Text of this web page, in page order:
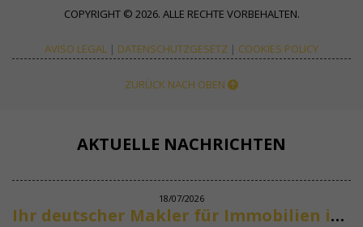
COPYRIGHT © 2026. ALLE RECHTE VORBEHALTEN.
AVISO LEGAL | DATENSCHUTZGESETZ | COOKIES POLICY
ZURÜCK NACH OBEN
AKTUELLE NACHRICHTEN
18/07/2026
Ihr deutscher Makler für Immobilien in Marbella